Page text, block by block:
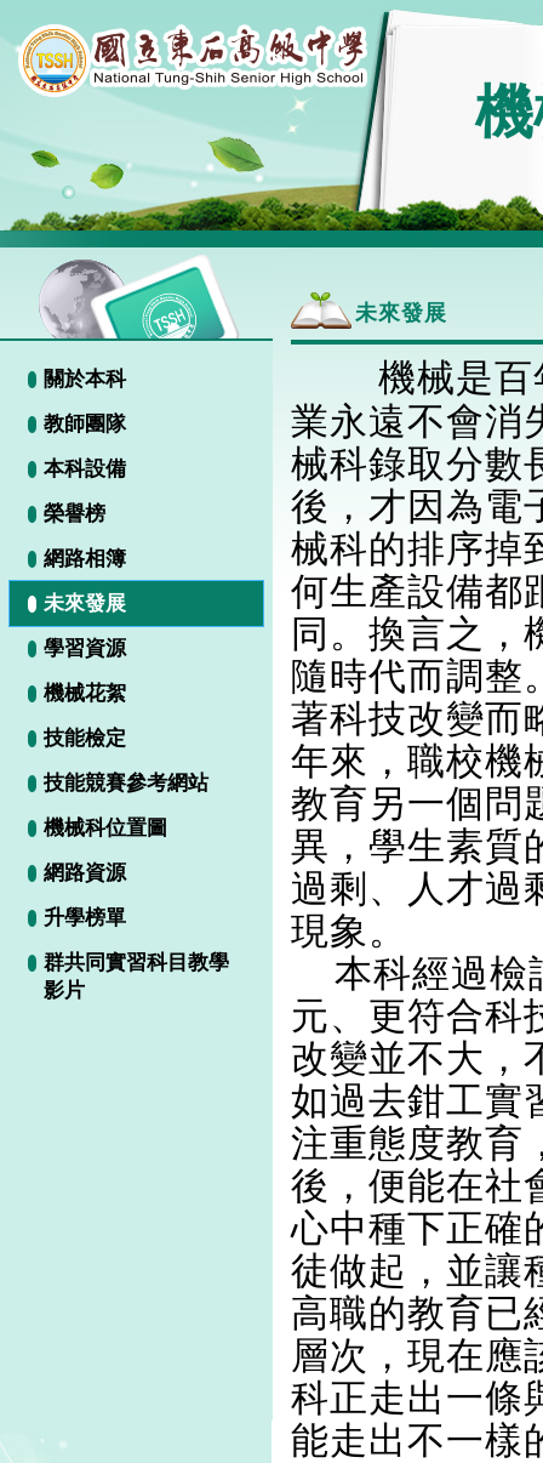
關於本科
教師團隊
本科設備
榮譽榜
網路相簿
未來發展
學習資源
機械花絮
技能檢定
技能競賽參考網站
機械科位置圖
網路資源
升學榜單
群共同實習科目教學
影片
未來發展
機械是
業永遠不會消
械科錄取分數
後，才因為電
械科的排序掉
何生產設備都
同。換言之，
隨時代而調整
著科技改變而
年來，職校機
教育另一個問
異，學生素質
過剩、人才過
現象。
本科經過檢
元、更符合科
改變並不大，
如過去鉗工實
注重態度教育
後，便能在社
心中種下正確
徒做起，並讓
高職的教育已
層次，現在應
科正走出一條
能走出不一樣